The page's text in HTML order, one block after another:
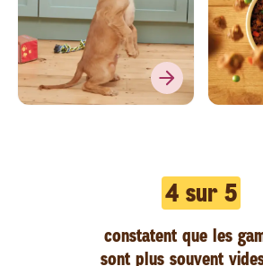
4 sur 5
constatent que les
sont plus souvent